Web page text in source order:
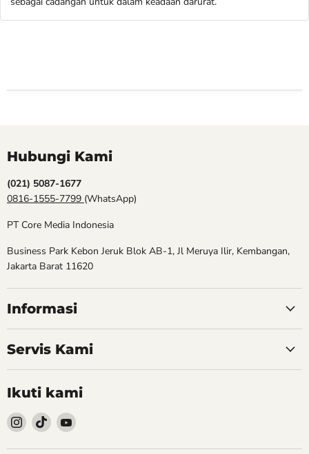
Hubungi Kami
(021) 5087-1677
0816-1555-7799 (WhatsApp)
PT Core Media Indonesia
Business Park Kebon Jeruk Blok AB-1, Jl Meruya Ilir, Kembangan,
Jakarta Barat 11620
Informasi
Servis Kami
Ikuti kami
Follow
kami
Instagram
Follow
kami
TikTok
Follow
YouTube